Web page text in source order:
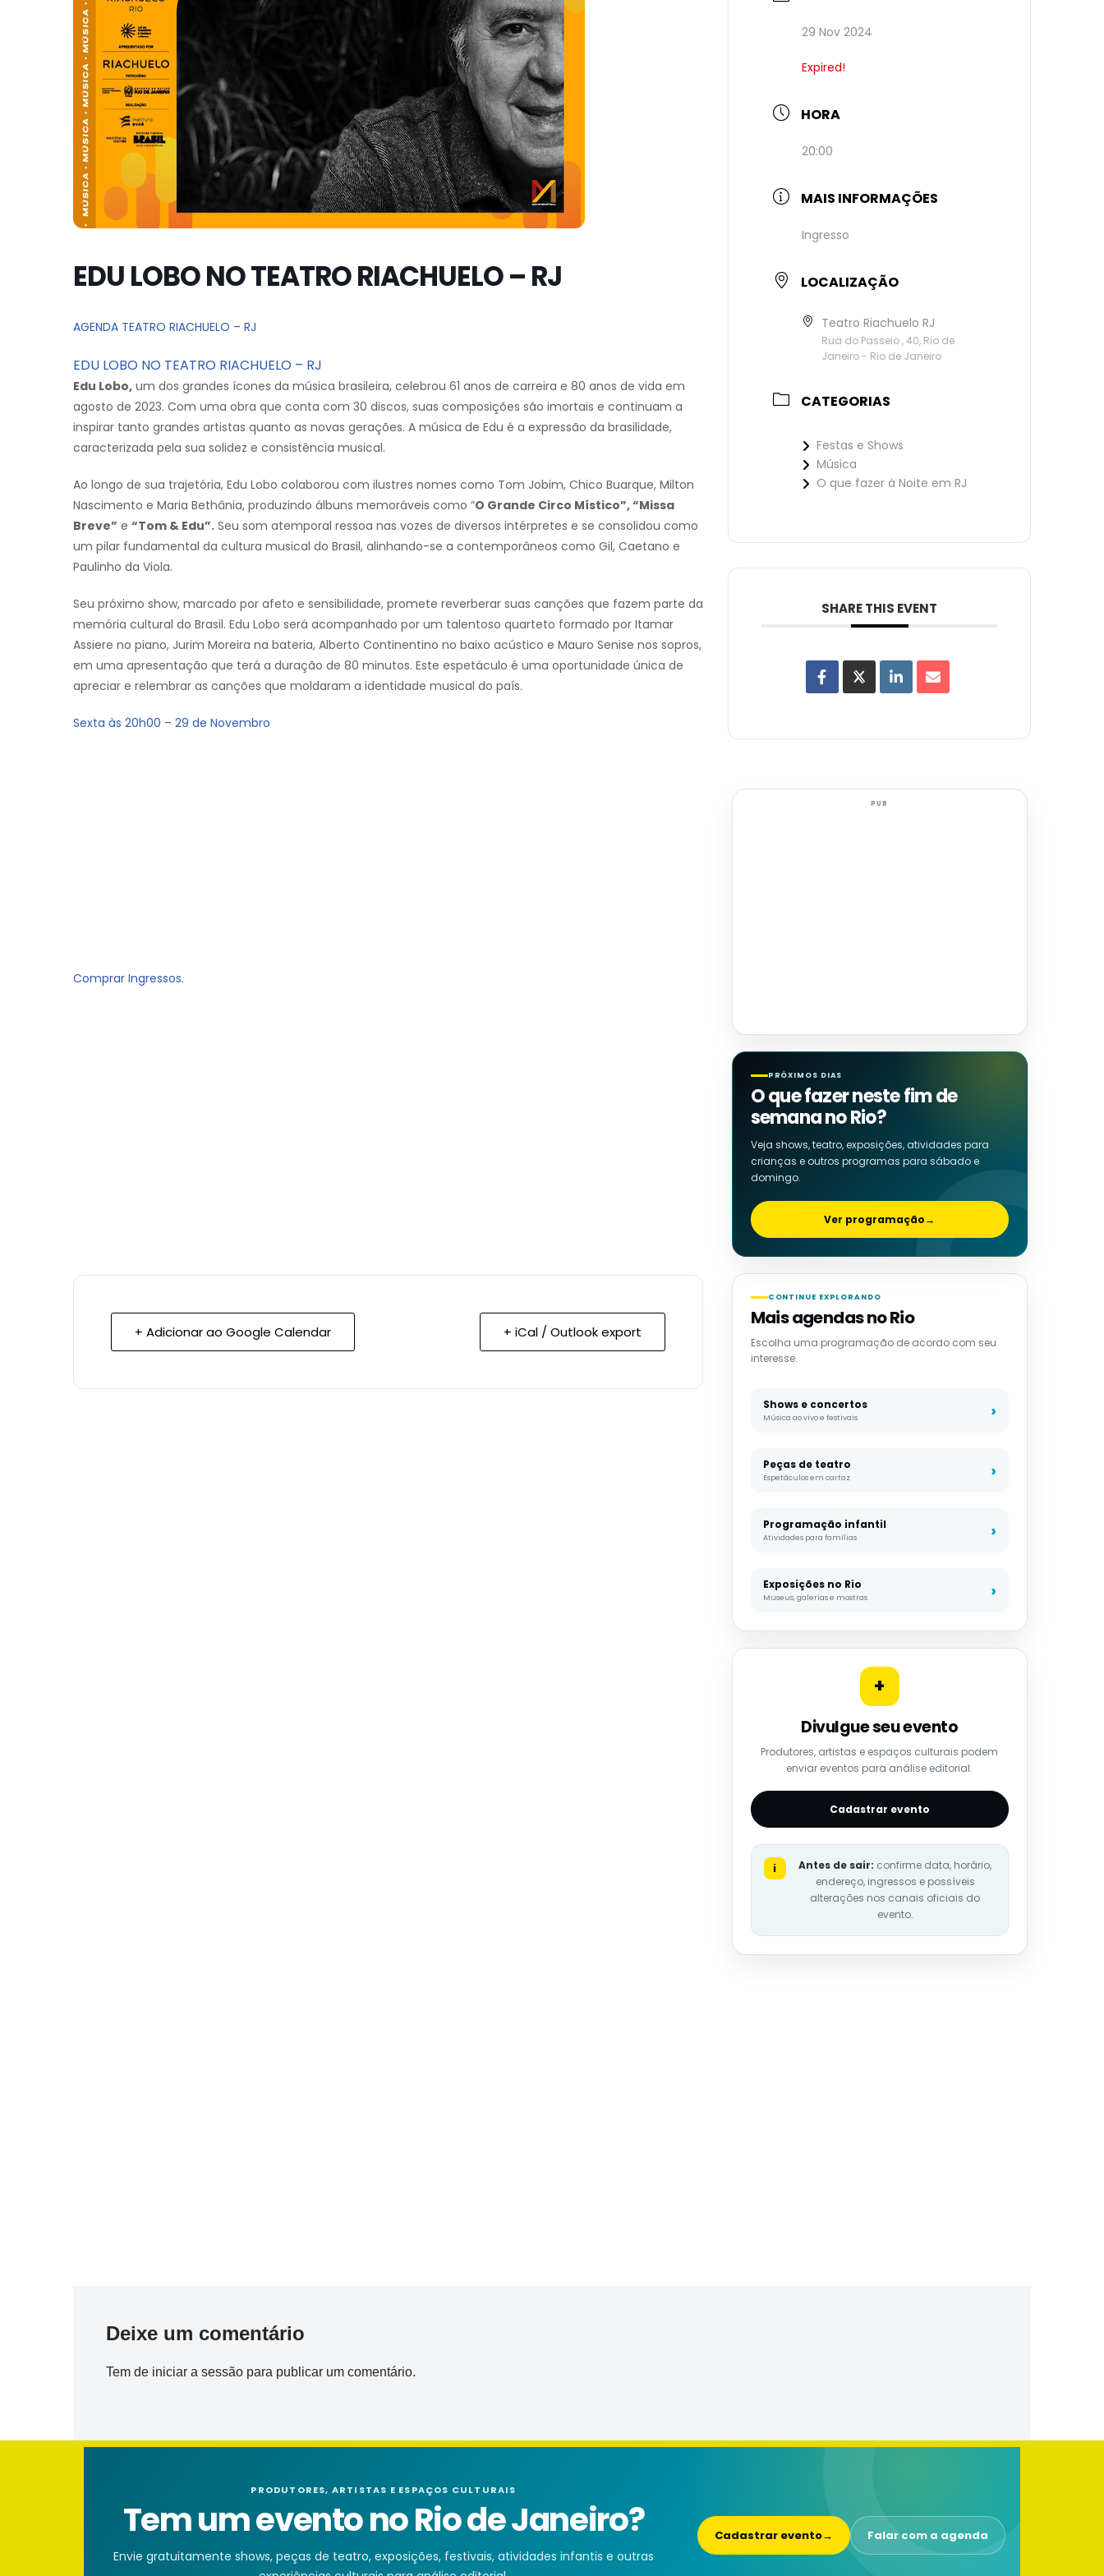
EDU LOBO NO TEATRO RIACHUELO – RJ
AGENDA TEATRO RIACHUELO – RJ
EDU LOBO NO TEATRO RIACHUELO – RJ
Edu Lobo, um dos grandes ícones da música brasileira, celebrou 61 anos de carreira e 80 anos de vida em
agosto de 2023. Com uma obra que conta com 30 discos, suas composições são imortais e continuam a
inspirar tanto grandes artistas quanto as novas gerações. A música de Edu é a expressão da brasilidade,
caracterizada pela sua solidez e consistência musical.
Ao longo de sua trajetória, Edu Lobo colaborou com ilustres nomes como Tom Jobim, Chico Buarque, Milton
Nascimento e Maria Bethânia, produzindo álbuns memoráveis como “O Grande Circo Místico”, “Missa
Breve” e “Tom & Edu”. Seu som atemporal ressoa nas vozes de diversos intérpretes e se consolidou como
um pilar fundamental da cultura musical do Brasil, alinhando-se a contemporâneos como Gil, Caetano e
Paulinho da Viola.
Seu próximo show, marcado por afeto e sensibilidade, promete reverberar suas canções que fazem parte da
memória cultural do Brasil. Edu Lobo será acompanhado por um talentoso quarteto formado por Itamar
Assiere no piano, Jurim Moreira na bateria, Alberto Continentino no baixo acústico e Mauro Senise nos sopros,
em uma apresentação que terá a duração de 80 minutos. Este espetáculo é uma oportunidade única de
apreciar e relembrar as canções que moldaram a identidade musical do país.
Sexta às 20h00 – 29 de Novembro
Comprar Ingressos.
+ Adicionar ao Google Calendar + iCal / Outlook export
29 Nov 2024
Expired!
HORA
20:00
MAIS INFORMAÇÕES
Ingresso
LOCALIZAÇÃO
Teatro Riachuelo RJ
Rua do Passeio , 40, Rio de
Janeiro - Rio de Janeiro
CATEGORIAS
Festas e Shows
Música
O que fazer à Noite em RJ
SHARE THIS EVENT
PUB
PRÓXIMOS DIAS
O que fazer neste fim de
semana no Rio?
Veja shows, teatro, exposições, atividades para
crianças e outros programas para sábado e
domingo.
Ver programação→
CONTINUE EXPLORANDO
Mais agendas no Rio
Escolha uma programação de acordo com seu
interesse.
Shows e concertos
Música ao vivo e festivais
Peças de teatro
Espetáculos em cartaz
Programação infantil
Atividades para famílias
Exposições no Rio
Museus, galerias e mostras
+
Divulgue seu evento
Produtores, artistas e espaços culturais podem
enviar eventos para análise editorial.
Cadastrar evento
i Antes de sair: confirme data, horário,
endereço, ingressos e possíveis
alterações nos canais oficiais do
evento.
Deixe um comentário
Tem de iniciar a sessão para publicar um comentário.
PRODUTORES, ARTISTAS E ESPAÇOS CULTURAIS
Tem um evento no Rio de Janeiro?
Envie gratuitamente shows, peças de teatro, exposições, festivais, atividades infantis e outras
Cadastrar evento→ Falar com a agenda